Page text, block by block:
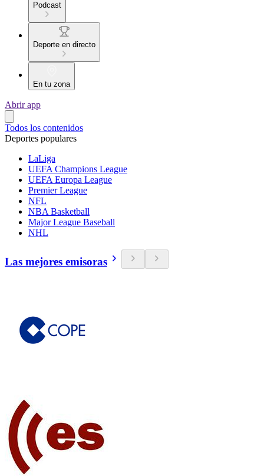
Podcast
Deporte en directo
En tu zona
Abrir app
Todos los contenidos
Deportes populares
LaLiga
UEFA Champions League
UEFA Europa League
Premier League
NFL
NBA Basketball
Major League Baseball
NHL
Las mejores emisoras